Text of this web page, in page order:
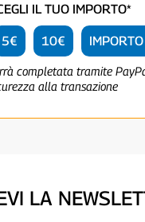
IL TUO IMPORTO*
5€ 10€
completata tramite
alla transazione
LA